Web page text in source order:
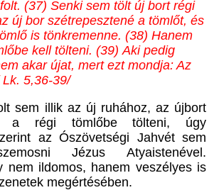
(37) Senki sem tölt új bort régi
új bor szétrepesztené a tömlőt, és
is tönkremenne. (38) Hanem
kell tölteni. (39) Aki pedig
akar újat, mert ezt mondja: Az
5,36-39/
sem illik az új ruhához, az újbort
a régi tömlőbe tölteni, úgy
az Ószövetségi Jahvét sem
Jézus Atyaistenével.
nem ildomos, hanem veszélyes is
megértésében.